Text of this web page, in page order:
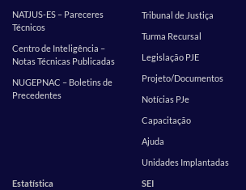
NATJUS-ES – Pareceres
Técnicos
Centro de Inteligência –
Notas Técnicas Publicadas
NUGEPNAC – Boletins de
Precedentes
Tribunal de Justiça
Turma Recursal
Legislação PJE
Projeto/Documentos
Notícias PJe
Capacitação
Ajuda
Unidades Implantadas
Estatística
SEI